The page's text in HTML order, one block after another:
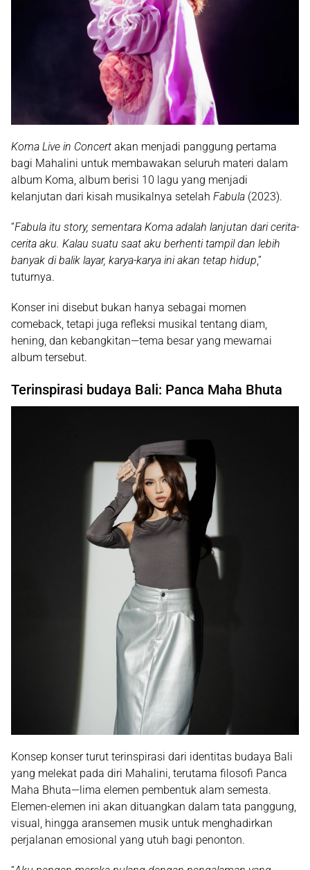
Koma Live in Concert akan menjadi panggung pertama
bagi Mahalini untuk membawakan seluruh materi dalam
album Koma , album berisi 10 lagu yang menjadi
kelanjutan dari kisah musikalnya setelah Fabula (2023).
“Fabula itu story, sementara Koma adalah lanjutan dari cerita-
cerita aku. Kalau suatu saat aku berhenti tampil dan lebih
banyak di balik layar, karya-karya ini akan tetap hidup,”
tuturnya.
Konser ini disebut bukan hanya sebagai momen
comeback, tetapi juga refleksi musikal tentang diam,
hening, dan kebangkitan—tema besar yang mewarnai
album tersebut.
Terinspirasi budaya Bali: Panca Maha Bhuta
Konsep konser turut terinspirasi dari identitas budaya Bali
yang melekat pada diri Mahalini, terutama filosofi Panca
Maha Bhuta—lima elemen pembentuk alam semesta.
Elemen-elemen ini akan dituangkan dalam tata panggung,
visual, hingga aransemen musik untuk menghadirkan
perjalanan emosional yang utuh bagi penonton.